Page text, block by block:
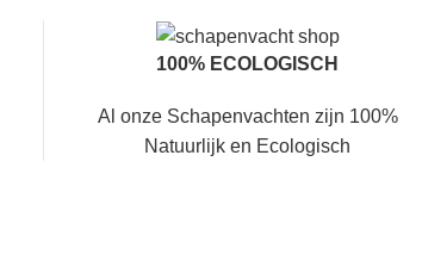
100% ECOLOGISCH
Al onze Schapenvachten zijn 100%
Natuurlijk en Ecologisch